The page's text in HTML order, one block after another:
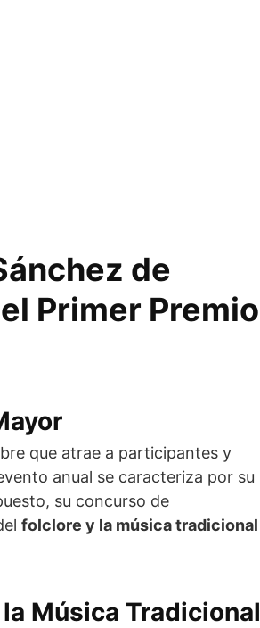
de
Primer Premio
que atrae a participantes y
anual se caracteriza por su
su concurso de
folclore y la música tradicional
Música Tradicional